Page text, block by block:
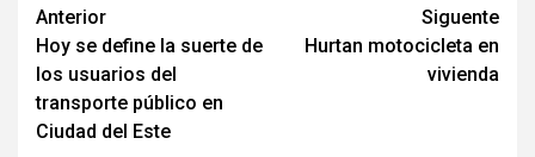
Navegación
de
entradas
Anterior
Hoy se define la suerte de
los usuarios del
transporte público en
Ciudad del Este
Siguente
Hurtan motocicleta en
vivienda